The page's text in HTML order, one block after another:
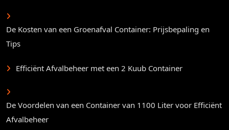
De Kosten van een Groenafval Container: Prijsbepaling en
Tips
Efficiënt Afvalbeheer met een 2 Kuub Container
De Voordelen van een Container van 1100 Liter voor Efficiënt
Afvalbeheer